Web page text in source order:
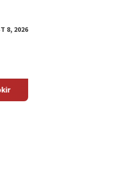
8, 2026
Panduan untuk Mengaktifkan